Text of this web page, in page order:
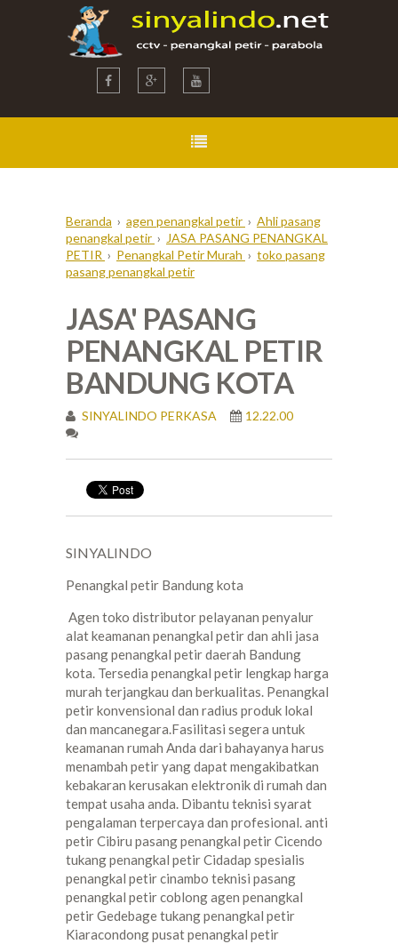
Beranda › agen penangkal petir › Ahli pasang
penangkal petir › JASA PASANG PENANGKAL
PETIR › Penangkal Petir Murah › toko pasang
pasang penangkal petir
JASA' PASANG
PENANGKAL PETIR
BANDUNG KOTA
SINYALINDO PERKASA 12.22.00
SINYALINDO
Penangkal petir Bandung kota
Agen toko distributor pelayanan penyalur
alat keamanan penangkal petir dan ahli jasa
pasang penangkal petir daerah Bandung
kota. Tersedia penangkal petir lengkap harga
murah terjangkau dan berkualitas. Penangkal
petir konvensional dan radius produk lokal
dan mancanegara.Fasilitasi segera untuk
keamanan rumah Anda dari bahayanya harus
menambah petir yang dapat mengakibatkan
kebakaran kerusakan elektronik di rumah dan
tempat usaha anda. Dibantu teknisi syarat
pengalaman terpercaya dan profesional. anti
petir Cibiru pasang penangkal petir Cicendo
tukang penangkal petir Cidadap spesialis
penangkal petir cinambo teknisi pasang
penangkal petir coblong agen penangkal
petir Gedebage tukang penangkal petir
Kiaracondong pusat penangkal petir